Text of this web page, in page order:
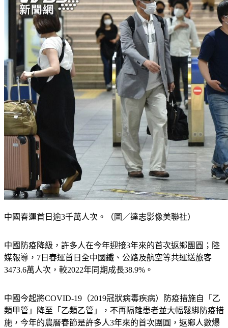
中國春運首日逾3千萬人次。（圖／達志影像美聯社）
中國防疫降級，許多人在今年迎接3年來的首次返鄉團圓；陸
媒報導，7日春運首日全中國鐵、公路及航空等共運送旅客
3473.6萬人次，較2022年同期成長38.9%。
中國今起將COVID-19（2019冠狀病毒疾病）防疫措施自「乙
類甲管」降至「乙類乙管」，不再隔離患者並大幅鬆綁防疫措
施，今年的農曆春節是許多人3年來的首次團圓，返鄉人數爆